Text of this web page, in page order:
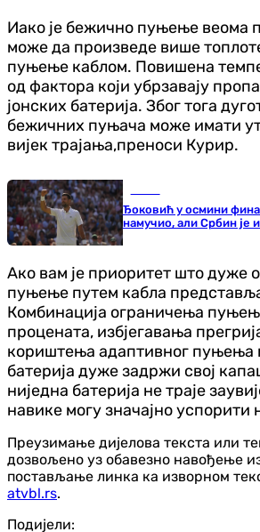
Иако је бежично пуњење веома
може да произведе више
пуњење каблом. Повишена
од фактора који убрзавају
јонских батерија. Због тога
бежичних пуњача може имати
вијек трајања,преноси Курир.
Ђоковић у осмини
намучио, али Србин је
Ако вам је приоритет што дуже
пуњење путем кабла
Комбинација ограничења
процената, избјегавања
кориштења адаптивног пуњења
батерија дуже задржи свој
ниједна батерија не траје
навике могу значајно
Преузимање дијелова текста или
дозвољено уз обавезно навођење
постављање линка ка изворном
atvbl.rs.
Подијели: